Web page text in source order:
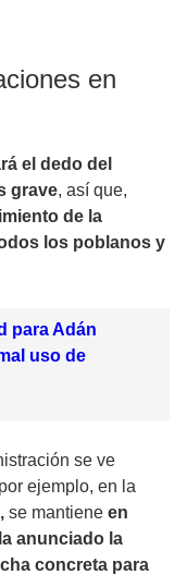
en
el dedo del
grave, así que,
de la
los poblanos y
para Adán
uso de
se ve
ejemplo, en la
se mantiene en
anunciado la
concreta para